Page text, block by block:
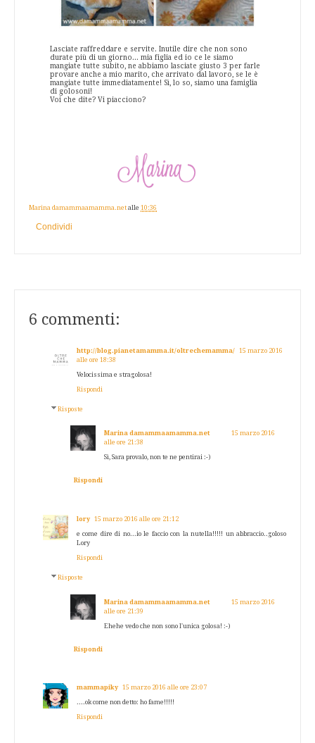
Lasciate raffreddare e servite. Inutile dire che non sono
durate più di un giorno... mia figlia ed io ce le siamo
mangiate tutte subito, ne abbiamo lasciate giusto 3 per farle
provare anche a mio marito, che arrivato dal lavoro, se le è
mangiate tutte immediatamente! Sì, lo so, siamo una famiglia
di golosoni!
Voi che dite? Vi piacciono?
Marina damammaamamma.net alle 10:36
Condividi
6 commenti:
http://blog.pianetamamma.it/oltrechemamma/ 15 marzo 2016
alle ore 18:38
Velocissima e stragolosa!
Rispondi
Risposte
Marina damammaamamma.net
15 marzo 2016
alle ore 21:38
Sì, Sara provalo, non te ne pentirai :-)
Rispondi
lory 15 marzo 2016 alle ore 21:12
e come dire di no...io le faccio con la nutella!!!!! un abbraccio..goloso
Lory
Rispondi
Risposte
Marina damammaamamma.net
15 marzo 2016
alle ore 21:39
Ehehe vedo che non sono l'unica golosa! :-)
Rispondi
mammapiky 15 marzo 2016 alle ore 23:07
....ok come non detto: ho fame!!!!!
Rispondi